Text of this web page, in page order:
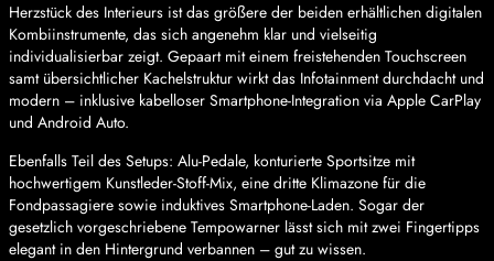
Herzstück des Interieurs ist das größere der beiden erhältlichen digitalen
Kombiinstrumente, das sich angenehm klar und vielseitig
individualisierbar zeigt. Gepaart mit einem freistehenden Touchscreen
samt übersichtlicher Kachelstruktur wirkt das Infotainment durchdacht und
modern – inklusive kabelloser Smartphone-Integration via Apple CarPlay
und Android Auto.
Ebenfalls Teil des Setups: Alu-Pedale, konturierte Sportsitze mit
hochwertigem Kunstleder-Stoff-Mix, eine dritte Klimazone für die
Fondpassagiere sowie induktives Smartphone-Laden. Sogar der
gesetzlich vorgeschriebene Tempowarner lässt sich mit zwei Fingertipps
elegant in den Hintergrund verbannen – gut zu wissen.